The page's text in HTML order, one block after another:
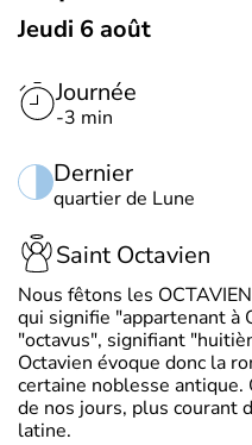
Jeudi 6 août
Journée
-3 min
Dernier
quartier de Lune
Saint Octavien
Nous fêtons les
qui signifie "appartenant à
"octavus", signifiant
Octavien évoque donc la
certaine noblesse antique.
de nos jours, plus courant
latine.